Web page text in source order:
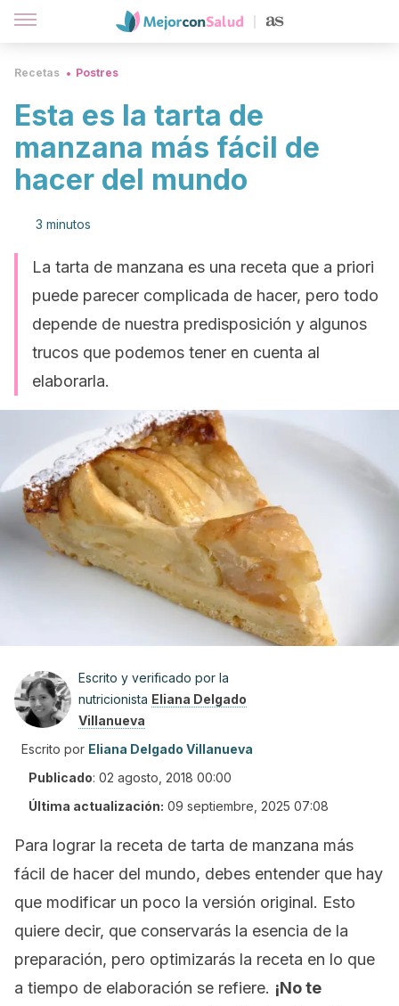
Recetas Postres
Esta es la tarta de
manzana más fácil de
hacer del mundo
3 minutos
La tarta de manzana es una receta que a priori
puede parecer complicada de hacer, pero todo
depende de nuestra predisposición y algunos
trucos que podemos tener en cuenta al
elaborarla.
Escrito y verificado por la
nutricionista Eliana Delgado
Villanueva
Escrito por Eliana Delgado Villanueva
Publicado: 02 agosto, 2018 00:00
Última actualización: 09 septiembre, 2025 07:08
Para lograr la receta de tarta de manzana más
fácil de hacer del mundo, debes entender que hay
que modificar un poco la versión original. Esto
quiere decir, que conservarás la esencia de la
preparación, pero optimizarás la receta en lo que
a tiempo de elaboración se refiere. ¡No te